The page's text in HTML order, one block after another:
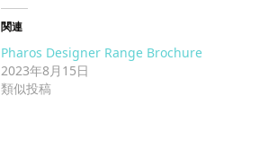
関連
Pharos Designer Range Brochure
2023年8月15日
類似投稿